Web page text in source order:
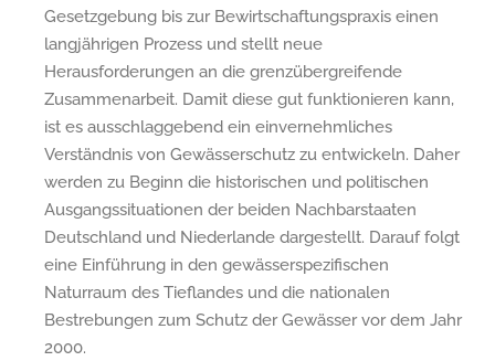
Gesetzgebung bis zur Bewirtschaftungspraxis einen
langjährigen Prozess und stellt neue
Herausforderungen an die grenzübergreifende
Zusammenarbeit. Damit diese gut funktionieren kann,
ist es ausschlaggebend ein einvernehmliches
Verständnis von Gewässerschutz zu entwickeln. Daher
werden zu Beginn die historischen und politischen
Ausgangssituationen der beiden Nachbarstaaten
Deutschland und Niederlande dargestellt. Darauf folgt
eine Einführung in den gewässerspezifischen
Naturraum des Tieflandes und die nationalen
Bestrebungen zum Schutz der Gewässer vor dem Jahr
2000.